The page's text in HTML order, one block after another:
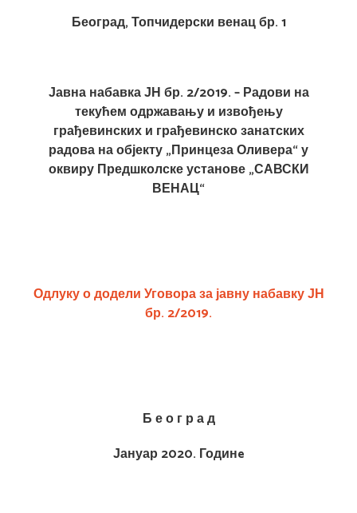
Београд, Топчидерски венац бр. 1
Јавна набавка ЈН бр. 2/2019. – Радови на
текућем одржавању и извођењу
грађевинских и грађевинско занатских
радова на објекту „Принцеза Оливера“ у
оквиру Предшколске установе „САВСКИ
ВЕНАЦ“
Одлуку о додели Уговора зајавну набавку ЈН
бр. 2/2019.
Б е о г р а д
Јануар 2020. Годинe